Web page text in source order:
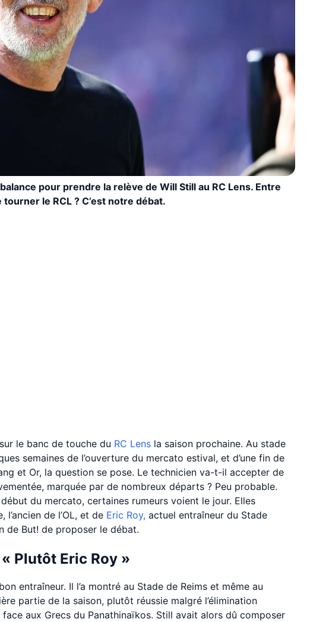
pour prendre la relève de Will Still au RC Lens. Entre
le RCL ? C’est notre débat.
le banc de touche du RC Lens la saison prochaine. Au stade
semaines de l’ouverture du mercato estival, et d’une fin de
et Or, la question se pose. Le technicien va-t-il accepter de
marquée par de nombreux départs ? Peu probable.
du mercato, certaines rumeurs voient le jour. Elles
de l’OL, et de Eric Roy, actuel entraîneur du Stade
de But! de proposer le débat.
« Plutôt Eric Roy »
entraîneur. Il l’a montré au Stade de Reims et même au
partie de la saison, plutôt réussie malgré l’élimination
aux Grecs du Panathinaïkos. Still avait alors dû composer